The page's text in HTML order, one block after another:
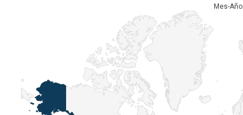
Mes-Año